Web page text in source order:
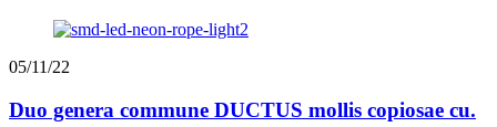
05/11/22
Duo genera commune DUCTUS mollis copiosae cu.